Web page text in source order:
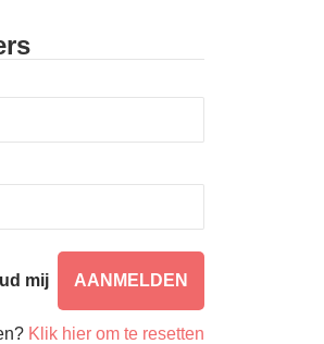
mij
Klik hier om te resetten